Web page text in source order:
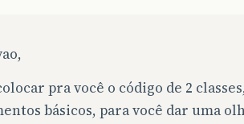
pra você o código de 2
básicos, para você dar uma